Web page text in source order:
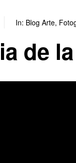
In: Blog Arte,
de